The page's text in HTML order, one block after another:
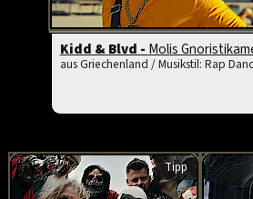
Kidd & Blvd - Molis
aus Griechenland / Musikstil: Rap
Tipp